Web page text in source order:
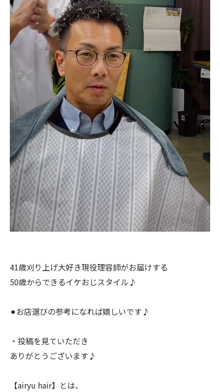
41歳刈り上げ大好き現役理容師がお届けする
50歳からできるイケおじスタイル♪
⚫︎お店選びの参考になれば嬉しいです♪
・投稿を見ていただき
ありがとうございます♪
【airyu hair】とは、